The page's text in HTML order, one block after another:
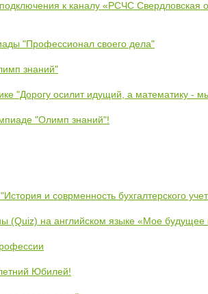
к каналу «РСЧС Свердловская
"Профессионал своего дела"
знаний"
"Дорогу осилит идущий, а математику -
"Олимп знаний"!
и соврменность бухгалтерского
(Quiz) на английском языке «Мое
Юбилей!